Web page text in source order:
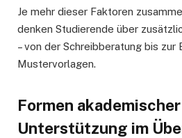
Je mehr dieser Faktoren
denken Studierende über
– von der Schreibberatung bis zur
Mustervorlagen.
Formen akademischer
Unterstützung im